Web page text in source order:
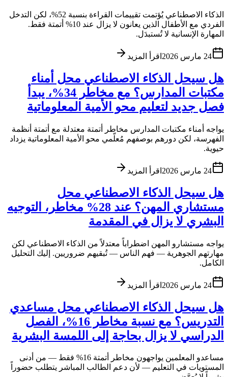
الذكاء الاصطناعي يُؤتمت تقييمات القراءة بنسبة 52%، لكن التدخل
الفردي مع الأطفال الذين يعانون لا يزال عند 10% أتمتة فقط.
المهارة الإنسانية لا تُستبدَل.
24 مارس 2026 اقرأ المزيد
هل سيحل الذكاء الاصطناعي محل أمناء
مكتبات المدارس؟ مع مخاطر 34%، يبدأ
فصل جديد لتعليم محو الأمية المعلوماتية
يواجه أمناء مكتبات المدارس مخاطر أتمتة معتدلة مع أتمتة أنظمة
الفهرسة، لكن دورهم بوصفهم مُعلّمي محو الأمية المعلوماتية يزداد
حيوية.
24 مارس 2026 اقرأ المزيد
هل سيحل الذكاء الاصطناعي محل
مستشاري المهن؟ عند 28% مخاطر، التوجيه
البشري لا يزال في المقدمة
يواجه مستشارو المهن اضطراباً معتدلاً من الذكاء الاصطناعي لكن
مهارتهم الجوهرية — فهم الناس — تُبقيهم ضروريين. إليك التحليل
الكامل.
24 مارس 2026 اقرأ المزيد
هل سيحل الذكاء الاصطناعي محل مساعدي
التدريس؟ مع نسبة مخاطر 16%، الفصل
الدراسي لا يزال بحاجة إلى اللمسة البشرية
مساعدو المعلمين يواجهون مخاطر أتمتة 16% فقط — من أدنى
المستويات في التعليم — لأن دعم الطالب المباشر يتطلب حضوراً